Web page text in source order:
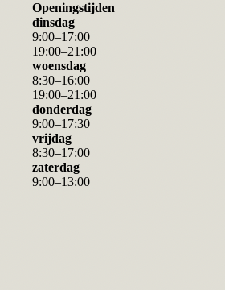
Openingstijden
dinsdag
9:00–17:00
19:00–21:00
woensdag
8:30–16:00
19:00–21:00
donderdag
9:00–17:30
vrijdag
8:30–17:00
zaterdag
9:00–13:00